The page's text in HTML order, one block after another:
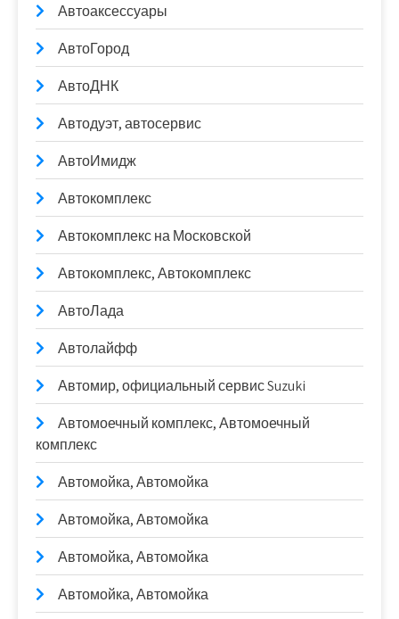
Автоаксессуары
АвтоГород
АвтоДНК
Автодуэт, автосервис
АвтоИмидж
Автокомплекс
Автокомплекс на Московской
Автокомплекс, Автокомплекс
АвтоЛада
Автолайфф
Автомир, официальный сервис Suzuki
Автомоечный комплекс, Автомоечный
комплекс
Автомойка, Автомойка
Автомойка, Автомойка
Автомойка, Автомойка
Автомойка, Автомойка